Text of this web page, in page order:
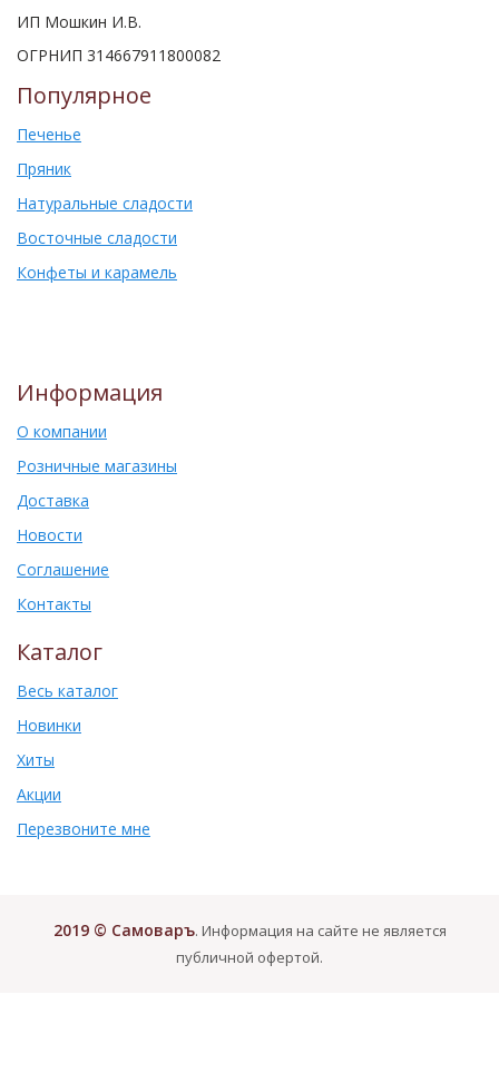
ИП Мошкин И.В.
ОГРНИП 314667911800082
Популярное
Печенье
Пряник
Натуральные сладости
Восточные сладости
Конфеты и карамель
Информация
О компании
Розничные магазины
Доставка
Новости
Соглашение
Контакты
Каталог
Весь каталог
Новинки
Хиты
Акции
Перезвоните мне
2019 © Самоваръ. Информация на сайте не является
публичной офертой.